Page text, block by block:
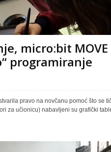
micro:bit MOVE
programiranje
pravo na novčanu pomoć što se
za učionicu) nabavljeni su grafički